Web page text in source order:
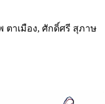
ตาเมือง, ศักดิ์ศรี สุภาษ